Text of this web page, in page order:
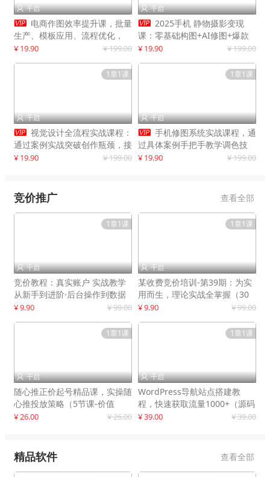
 千启
 电商作图效率提升课，批量
生产、模板应用、流程优化，
20+细分品类实操案例，月赚3
¥ 19.90 ¥ 199.00
 千启
 2025手机 静物摄影变现
课：零基础构图+AI修图+爆款
创作
¥ 19.90 ¥ 199.00
1章1课
 千启
 视觉设计全流程实战课程：
通过案例实战突破创作瓶颈，接
单月入20000+
¥ 19.90 ¥ 199.00
1章1课
 千启
 手机修图系统实战课程，通
过具体案例手把手教学调色技
巧，实现副业变现
¥ 19.90 ¥ 199.00
竞价推广 查看全部
1章1课
 千启
竞价教程：真实账户 实战教学
从新手到进阶·后台操作到数据
优化
¥ 9.90 ¥ 99.00
1章1课
 千启
某收费竞价培训-第39期：为实
用而生，理论实战全掌握（30
节课）
¥ 9.90 ¥ 99.00
1章1课
 千启
随心推正价起号精品课，实操随
心推投放策略（5节课-价值
298）
¥ 26.00 ¥ 26.00
1章1课
 千启
WordPress导航站点搭建教
程，快速获取流量1000+（源码
+教程）
¥ 39.00 ¥ 39.00
精品软件 查看全部